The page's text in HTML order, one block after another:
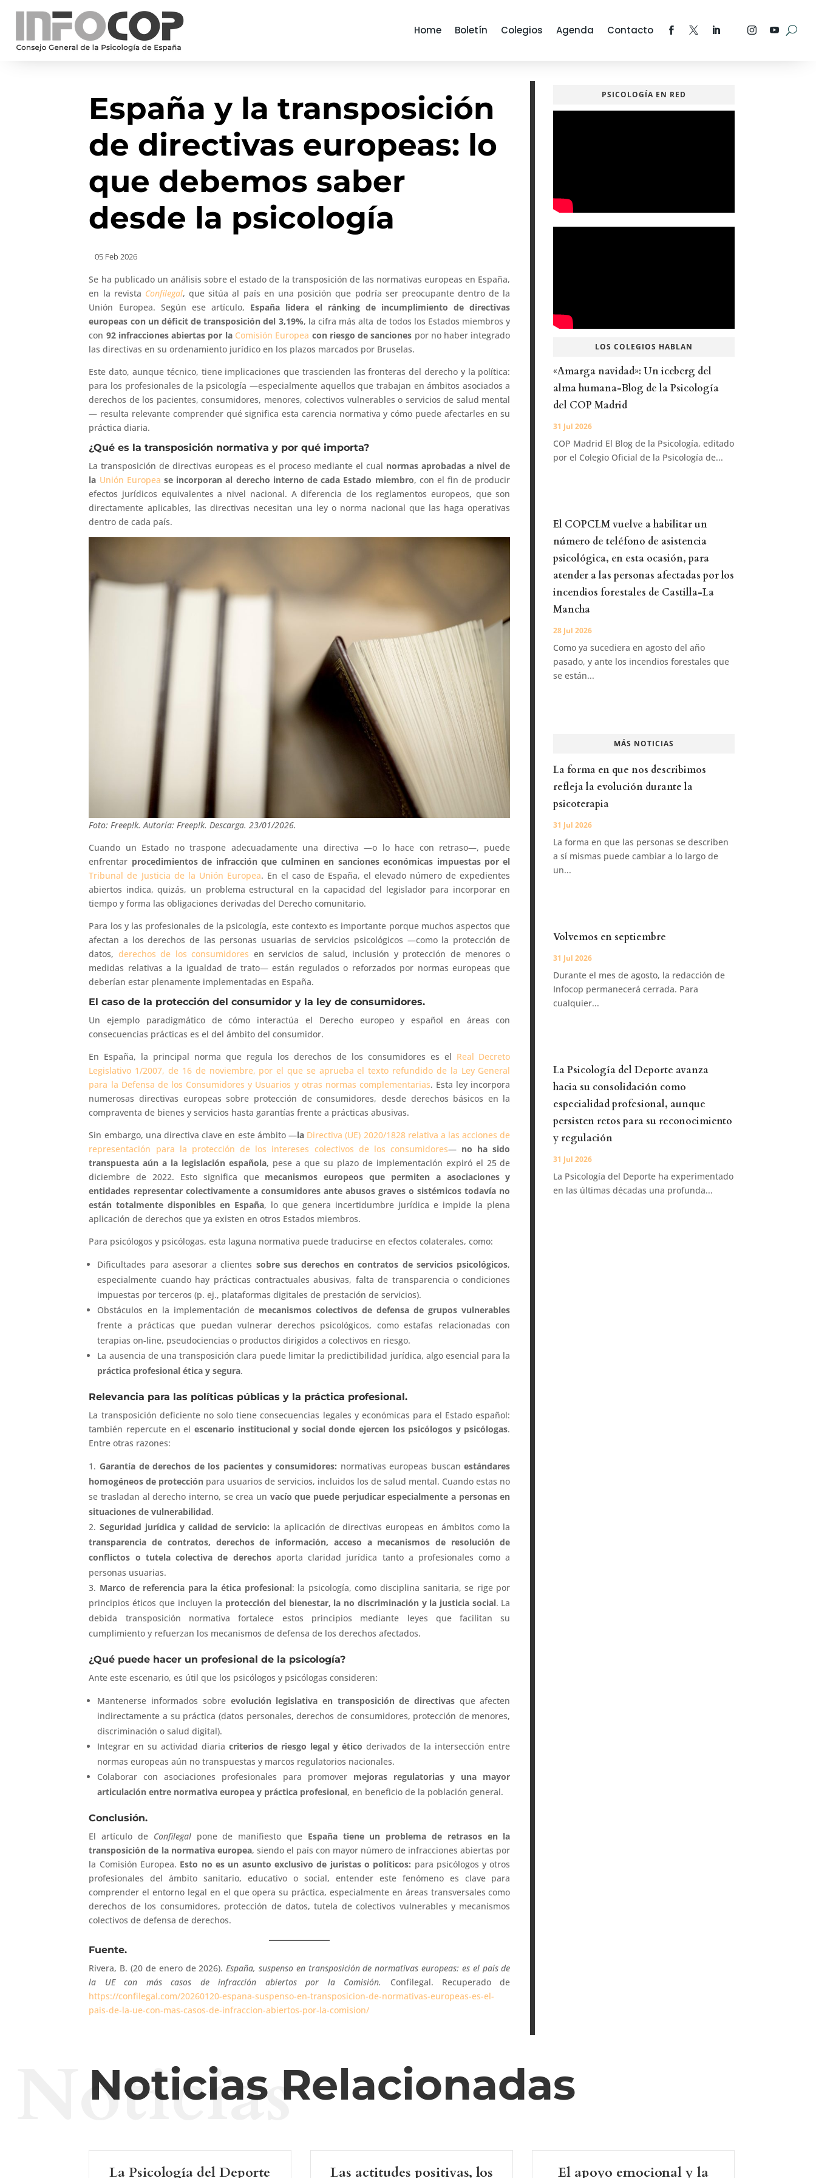
Home Boletín Colegios Agenda Contacto
España y la transposición
de directivas europeas: lo
que debemos saber
desde la psicología
05 Feb 2026
Se ha publicado un análisis sobre el estado de la transposición de las normativas europeas en España,
en la revista Confilegal, que sitúa al país en una posición que podría ser preocupante dentro de la
Unión Europea. Según ese artículo, España lidera el ránking de incumplimiento de directivas
europeas con un déficit de transposición del 3,19%, la cifra más alta de todos los Estados miembros y
con 92 infracciones abiertas por la Comisión Europea con riesgo de sanciones por no haber integrado
las directivas en su ordenamiento jurídico en los plazos marcados por Bruselas.
Este dato, aunque técnico, tiene implicaciones que trascienden las fronteras del derecho y la política:
para los profesionales de la psicología —especialmente aquellos que trabajan en ámbitos asociados a
derechos de los pacientes, consumidores, menores, colectivos vulnerables o servicios de salud mental
— resulta relevante comprender qué significa esta carencia normativa y cómo puede afectarles en su
práctica diaria.
¿Qué es la transposición normativa y por qué importa?
La transposición de directivas europeas es el proceso mediante el cual normas aprobadas a nivel de
la Unión Europea se incorporan al derecho interno de cada Estado miembro, con el fin de producir
efectos jurídicos equivalentes a nivel nacional. A diferencia de los reglamentos europeos, que son
directamente aplicables, las directivas necesitan una ley o norma nacional que las haga operativas
dentro de cada país.
Foto: Freep!k. Autoría: Freep!k. Descarga. 23/01/2026.
Cuando un Estado no traspone adecuadamente una directiva —o lo hace con retraso—, puede
enfrentar procedimientos de infracción que culminen en sanciones económicas impuestas por el
Tribunal de Justicia de la Unión Europea. En el caso de España, el elevado número de expedientes
abiertos indica, quizás, un problema estructural en la capacidad del legislador para incorporar en
tiempo y forma las obligaciones derivadas del Derecho comunitario.
Para los y las profesionales de la psicología, este contexto es importante porque muchos aspectos que
afectan a los derechos de las personas usuarias de servicios psicológicos —como la protección de
datos, derechos de los consumidores en servicios de salud, inclusión y protección de menores o
medidas relativas a la igualdad de trato— están regulados o reforzados por normas europeas que
deberían estar plenamente implementadas en España.
El caso de la protección del consumidor y la ley de consumidores.
Un ejemplo paradigmático de cómo interactúa el Derecho europeo y español en áreas con
consecuencias prácticas es el del ámbito del consumidor.
En España, la principal norma que regula los derechos de los consumidores es el Real Decreto
Legislativo 1/2007, de 16 de noviembre, por el que se aprueba el texto refundido de la Ley General
para la Defensa de los Consumidores y Usuarios y otras normas complementarias. Esta ley incorpora
numerosas directivas europeas sobre protección de consumidores, desde derechos básicos en la
compraventa de bienes y servicios hasta garantías frente a prácticas abusivas.
Sin embargo, una directiva clave en este ámbito —la Directiva (UE) 2020/1828 relativa a las acciones de
representación para la protección de los intereses colectivos de los consumidores— no ha sido
transpuesta aún a la legislación española, pese a que su plazo de implementación expiró el 25 de
diciembre de 2022. Esto significa que mecanismos europeos que permiten a asociaciones y
entidades representar colectivamente a consumidores ante abusos graves o sistémicos todavía no
están totalmente disponibles en España, lo que genera incertidumbre jurídica e impide la plena
aplicación de derechos que ya existen en otros Estados miembros.
Para psicólogos y psicólogas, esta laguna normativa puede traducirse en efectos colaterales, como:
Dificultades para asesorar a clientes sobre sus derechos en contratos de servicios psicológicos,
especialmente cuando hay prácticas contractuales abusivas, falta de transparencia o condiciones
impuestas por terceros (p. ej., plataformas digitales de prestación de servicios).
Obstáculos en la implementación de mecanismos colectivos de defensa de grupos vulnerables
frente a prácticas que puedan vulnerar derechos psicológicos, como estafas relacionadas con
terapias on-line, pseudociencias o productos dirigidos a colectivos en riesgo.
La ausencia de una transposición clara puede limitar la predictibilidad jurídica, algo esencial para la
práctica profesional ética y segura.
Relevancia para las políticas públicas y la práctica profesional.
La transposición deficiente no solo tiene consecuencias legales y económicas para el Estado español:
también repercute en el escenario institucional y social donde ejercen los psicólogos y psicólogas.
Entre otras razones:
Garantía de derechos de los pacientes y consumidores: normativas europeas buscanestándares
homogéneos de protección para usuarios de servicios, incluidos los de salud mental. Cuando estas no
se trasladan al derecho interno, se crea un vacío que puede perjudicar especialmente a personas en
situaciones de vulnerabilidad.
Seguridad jurídica y calidad de servicio: la aplicación de directivas europeas en ámbitos como la
transparencia de contratos, derechos de información, acceso a mecanismos de resolución de
conflictos o tutela colectiva de derechosaporta claridad jurídica tanto a profesionales como a
personas usuarias.
Marco de referencia para la ética profesional: la psicología, como disciplina sanitaria, se rige por
principios éticos que incluyen la protección del bienestar, la no discriminación y la justicia social. La
debida transposición normativa fortalece estos principios mediante leyes que facilitan su
cumplimiento y refuerzan los mecanismos de defensa de los derechos afectados.
¿Qué puede hacer un profesional de la psicología?
Ante este escenario, es útil que los psicólogos y psicólogas consideren:
Mantenerse informados sobre evolución legislativa en transposición de directivas que afecten
indirectamente a su práctica (datos personales, derechos de consumidores, protección de menores,
discriminación o salud digital).
Integrar en su actividad diariacriterios de riesgo legal y ético derivados de la intersección entre
normas europeas aún no transpuestas y marcos regulatorios nacionales.
Colaborar con asociaciones profesionales para promover mejoras regulatorias y una mayor
articulación entre normativa europea y práctica profesional, en beneficio de la población general.
Conclusión.
El artículo de Confilegalpone de manifiesto que España tiene un problema de retrasos en la
transposición de la normativa europea, siendo el país con mayor número de infracciones abiertas por
la Comisión Europea. Esto no es un asunto exclusivo de juristas o políticos: para psicólogos y otros
profesionales del ámbito sanitario, educativo o social, entender este fenómeno es clave para
comprender el entorno legal en el que opera su práctica, especialmente en áreas transversales como
derechos de los consumidores, protección de datos, tutela de colectivos vulnerables y mecanismos
colectivos de defensa de derechos.
Fuente.
Rivera, B. (20 de enero de 2026).España, suspenso en transposición de normativas europeas: es el país de
la UE con más casos de infracción abiertos por la Comisión.
Confilegal. Recuperado de
https://confilegal.com/20260120-espana-suspenso-en-transposicion-de-normativas-europeas-es-el-
pais-de-la-ue-con-mas-casos-de-infraccion-abiertos-por-la-comision/
PSICOLOGÍA EN RED
LOS COLEGIOS HABLAN
«Amarga navidad»: Un iceberg del
alma humana-Blog de la Psicología
del COP Madrid
31 Jul 2026
COP Madrid El Blog de la Psicología, editado
por el Colegio Oficial de la Psicología de...
El COPCLM vuelve a habilitar un
número de teléfono de asistencia
psicológica, en esta ocasión, para
atender a las personas afectadas por los
incendios forestales de Castilla-La
Mancha
28 Jul 2026
Como ya sucediera en agosto del año
pasado, y ante los incendios forestales que
se están...
MÁS NOTICIAS
La forma en que nos describimos
refleja la evolución durante la
psicoterapia
31 Jul 2026
La forma en que las personas se describen
a sí mismas puede cambiar a lo largo de
un...
Volvemos en septiembre
31 Jul 2026
Durante el mes de agosto, la redacción de
Infocop permanecerá cerrada. Para
cualquier...
La Psicología del Deporte avanza
hacia su consolidación como
especialidad profesional, aunque
persisten retos para su reconocimiento
y regulación
31 Jul 2026
La Psicología del Deporte ha experimentado
en las últimas décadas una profunda...
Noticias Relacionadas
Noticias
La Psicología del Deporte Las actitudes positivas, los El apoyo emocional y la